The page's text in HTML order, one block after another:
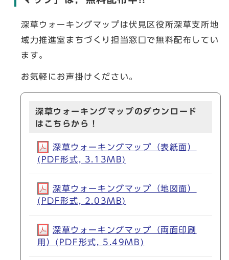
深草ウォーキングマップは伏見区役所深草支所地
域力推進室まちづくり担当窓口で無料配布してい
ます。
お気軽にお声掛けください。
深草ウォーキングマップのダウンロード
はこちらから！
深草ウォーキングマップ（表紙面）
(PDF形式, 3.13MB)
深草ウォーキングマップ（地図面）
(PDF形式, 2.03MB)
深草ウォーキングマップ（両面印刷
用）(PDF形式, 5.49MB)